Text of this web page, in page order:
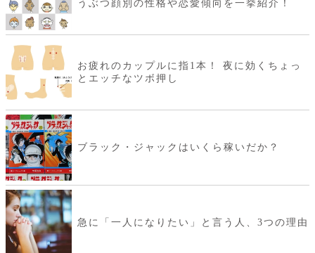
うぶつ顔別の性格や恋愛傾向を一挙紹介！
お疲れのカップルに指1本！ 夜に効くちょっ
とエッチなツボ押し
ブラック・ジャックはいくら稼いだか？
急に「一人になりたい」と言う人、3つの理由